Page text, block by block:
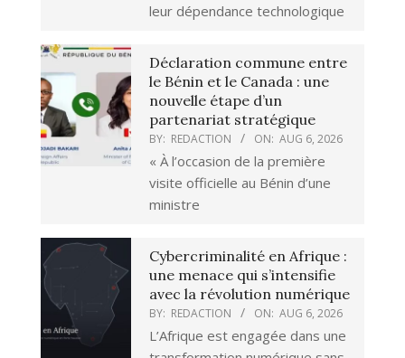
leur dépendance technologique
Déclaration commune entre
le Bénin et le Canada : une
nouvelle étape d’un
partenariat stratégique
BY: REDACTION ON: AUG 6, 2026
« À l’occasion de la première
visite officielle au Bénin d’une
ministre
Cybercriminalité en Afrique :
une menace qui s’intensifie
avec la révolution numérique
BY: REDACTION ON: AUG 6, 2026
L’Afrique est engagée dans une